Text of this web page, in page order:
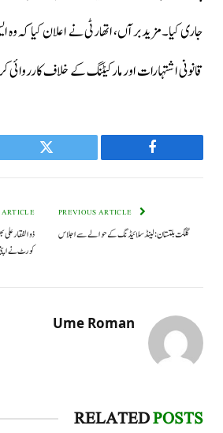
جاری کیا۔مزید برآں، اتھارٹی نے اعلان کیا کہ
قانونی اشتہارات اور مارکیٹنگ کے خلاف
Facebook
Twitter
گلگت بلتستان: لینڈ سلائیڈنگ کے حوالے سے اجلاس
ذوالفقار
کورٹ نے
Ume Roman
RELATEDPOSTS